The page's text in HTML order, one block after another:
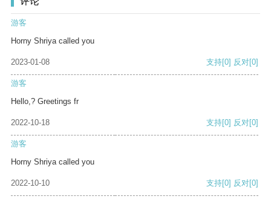
游客
Horny Shriya called you
2023-01-08 支持[0] 反对[0]
游客
Hello,? Greetings fr
2022-10-18 支持[0] 反对[0]
游客
Horny Shriya called you
2022-10-10 支持[0] 反对[0]